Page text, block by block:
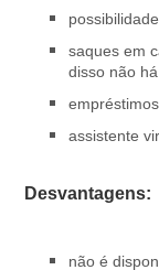
saques em
disso não
assistente
Desvantagens:
não é